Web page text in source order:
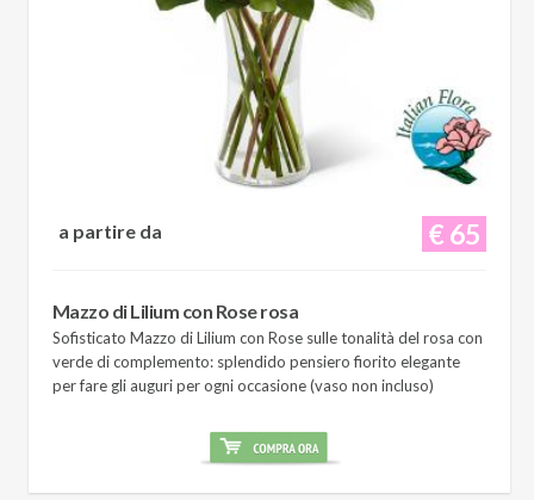
€ 65
a partire da
Mazzo di Lilium con Rose rosa
Sofisticato Mazzo di Lilium con Rose sulle tonalità del rosa con
verde di complemento: splendido pensiero fiorito elegante
per fare gli auguri per ogni occasione (vaso non incluso)